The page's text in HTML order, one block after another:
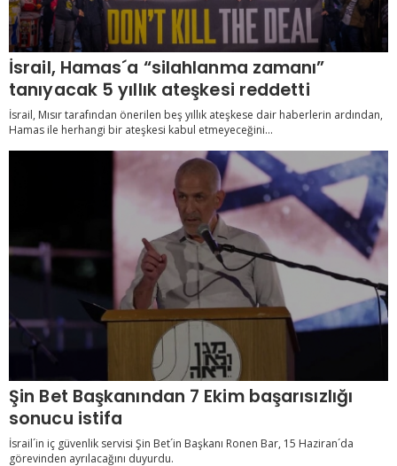
İsrail, Hamas´a “silahlanma zamanı”
tanıyacak 5 yıllık ateşkesi reddetti
İsrail, Mısır tarafından önerilen beş yıllık ateşkese dair haberlerin ardından,
Hamas ile herhangi bir ateşkesi kabul etmeyeceğini...
Şin Bet Başkanından 7 Ekim başarısızlığı
sonucu istifa
İsrail´in iç güvenlik servisi Şin Bet´in Başkanı Ronen Bar, 15 Haziran´da
görevinden ayrılacağını duyurdu.